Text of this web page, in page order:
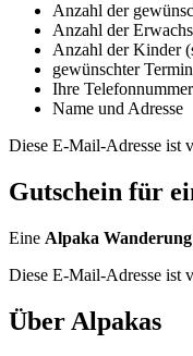
Anzahl der
Anzahl der
Anzahl der Kinder
gewünschter Termin
Ihre Telefonnummer
Name und Adresse
Diese E-Mail-Adresse ist
Gutschein für
Eine Alpaka Wanderung
Diese E-Mail-Adresse ist
Über Alpakas